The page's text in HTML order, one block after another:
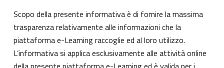
Scopo della presente informativa è di fornire la massima
trasparenza relativamente alle informazioni che la
piattaforma e-Learning raccoglie ed al loro utilizzo.
L’informativa si applica esclusivamente alle attività online